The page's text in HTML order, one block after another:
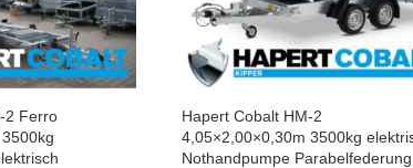
2 Ferro
Hapert Cobalt HM-2
4,05×2,00×0,30m 3500kg
Nothandpumpe Parabelfederung